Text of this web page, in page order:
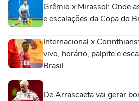
Grêmio x Mirassol: Onde
e escalações da Copa do
Internacional x
vivo, horário, palpite e
Brasil
De Arrascaeta vai gerar